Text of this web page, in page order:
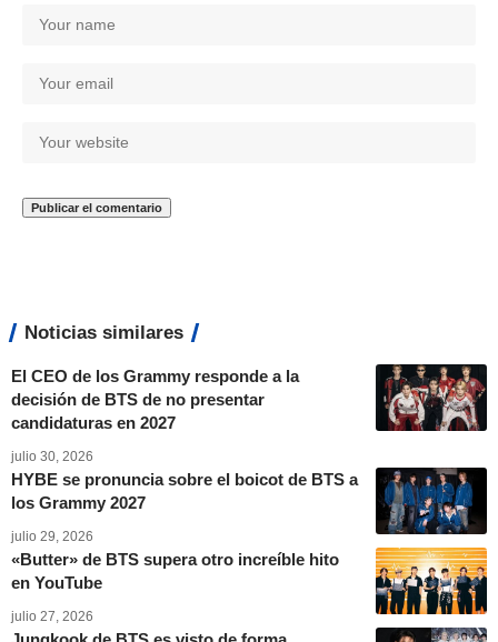
Noticias similares
El CEO de los Grammy responde a la
decisión de BTS de no presentar
candidaturas en 2027
julio 30, 2026
HYBE se pronuncia sobre el boicot de BTS a
los Grammy 2027
julio 29, 2026
«Butter» de BTS supera otro increíble hito
en YouTube
julio 27, 2026